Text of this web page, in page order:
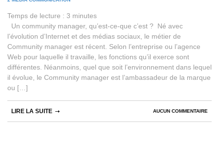
Temps de lecture : 3 minutes
Un community manager, qu’est-ce-que c’est ? Né avec
l’évolution d’Internet et des médias sociaux, le métier de
Community manager est récent. Selon l’entreprise ou l’agence
Web pour laquelle il travaille, les fonctions qu’il exerce sont
différentes. Néanmoins, quel que soit l’environnement dans lequel
il évolue, le Community manager est l’ambassadeur de la marque
ou […]
AUCUN COMMENTAIRE
LIRE LA SUITE